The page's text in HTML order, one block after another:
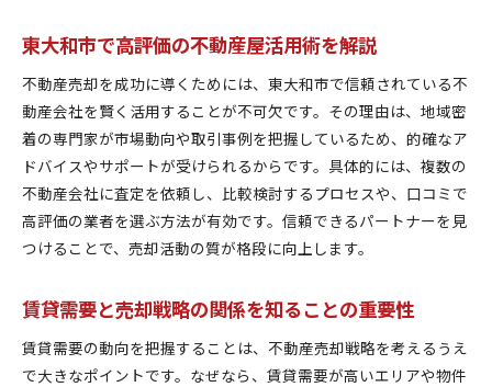
東大和市で高評価の不動産屋活用術を解説
不動産売却を成功に導くためには、東大和市で信頼されている不
動産会社を賢く活用することが不可欠です。その理由は、地域密
着の専門家が市場動向や取引事例を把握しているため、的確なア
ドバイスやサポートが受けられるからです。具体的には、複数の
不動産会社に査定を依頼し、比較検討するプロセスや、口コミで
高評価の業者を選ぶ方法が有効です。信頼できるパートナーを見
つけることで、売却活動の質が格段に向上します。
賃貸需要と売却戦略の関係を知ることの重要性
賃貸需要の動向を把握することは、不動産売却戦略を考えるうえ
で大きなポイントです。なぜなら、賃貸需要が高いエリアや物件